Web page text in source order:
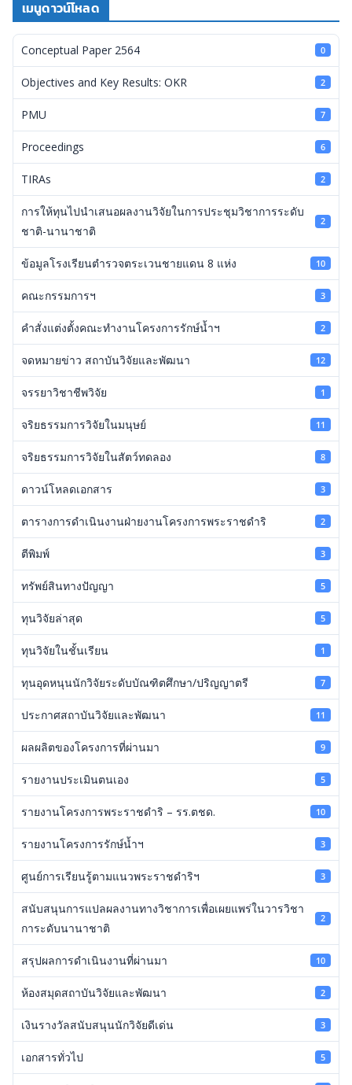
เมนูดาวน์โหลด
Conceptual Paper 2564 0
Objectives and Key Results: OKR 2
PMU 7
Proceedings 6
TIRAs 2
การให้ทุนไปนำเสนอผลงานวิจัยในการประชุมวิชาการระดับ
ชาติ-นานาชาติ
2
ข้อมูลโรงเรียนตำรวจตระเวนชายแดน 8 แห่ง 10
คณะกรรมการฯ 3
คำสั่งแต่งตั้งคณะทำงานโครงการรักษ์น้ำฯ 2
จดหมายข่าว สถาบันวิจัยและพัฒนา 12
จรรยาวิชาชีพวิจัย 1
จริยธรรมการวิจัยในมนุษย์ 11
จริยธรรมการวิจัยในสัตว์ทดลอง 8
ดาวน์โหลดเอกสาร 3
ตารางการดำเนินงานฝ่ายงานโครงการพระราชดำริ 2
ตีพิมพ์ 3
ทรัพย์สินทางปัญญา 5
ทุนวิจัยล่าสุด 5
ทุนวิจัยในชั้นเรียน 1
ทุนอุดหนุนนักวิจัยระดับบัณฑิตศึกษา/ปริญญาตรี 7
ประกาศสถาบันวิจัยและพัฒนา 11
ผลผลิตของโครงการที่ผ่านมา 9
รายงานประเมินตนเอง 5
รายงานโครงการพระราชดำริ – รร.ตชด. 10
รายงานโครงการรักษ์น้ำฯ 3
ศูนย์การเรียนรู้ตามแนวพระราชดำริฯ 3
สนับสนุนการแปลผลงานทางวิชาการเพื่อเผยแพร่ในวารวิชา
การะดับนานาชาติ
2
สรุปผลการดำเนินงานที่ผ่านมา 10
ห้องสมุดสถาบันวิจัยและพัฒนา 2
เงินรางวัลสนับสนุนนักวิจัยดีเด่น 3
เอกสารทั่วไป 5